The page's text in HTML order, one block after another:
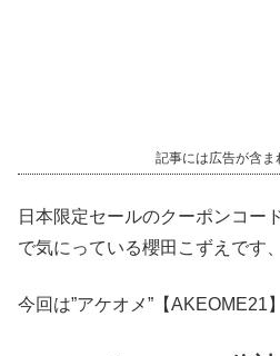
記事には広告が含ま
日本限定セールのクーポンコー
で気にっている櫻田こずえです
今回は”アケオメ”【AKEOME21】